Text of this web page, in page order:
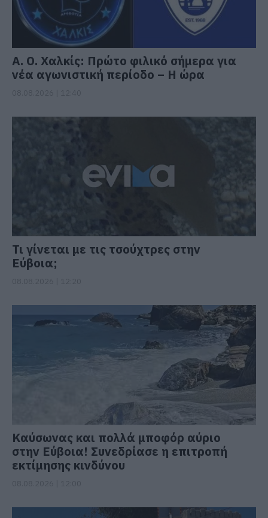
Α. Ο. Χαλκίς: Πρώτο φιλικό σήμερα για
νέα αγωνιστική περίοδο – Η ώρα
Τι γίνεται με τις τσούχτρες στην
Εύβοια;
Καύσωνας και πολλά μποφόρ αύριο
στην Εύβοια! Συνεδρίασε η επιτροπή
εκτίμησης κινδύνου